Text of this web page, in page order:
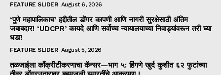
FEATURE SLIDER August 6, 2026
‘पुणे महापालिकाच’ हद्दीतील डोंगर कापणी आणि नागरी सुरक्षेसाठी अंतिम
जबाबदार! ‘UDCPR’ कायदे आणि सर्वोच्च न्यायालयाच्या निवाड्यांवरून तरी घ्या
धडा!
FEATURE SLIDER August 5, 2026
तळजाईला काँक्रीटीकरणाचा कॅन्सर—भाग ५: हिंगणे खुर्द कुशीत ६२ फुटांच्या